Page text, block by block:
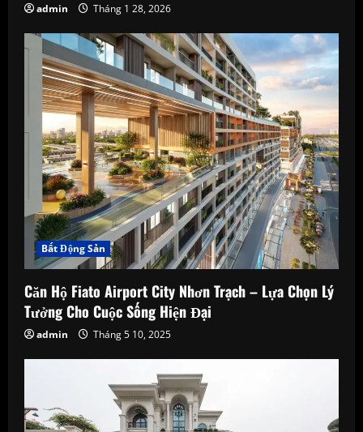
admin Tháng 1 28, 2026
Bất Động Sản
Căn Hộ Fiato Airport City Nhơn Trạch – Lựa Chọn Lý
Tưởng Cho Cuộc Sống Hiện Đại
admin Tháng 5 10, 2025